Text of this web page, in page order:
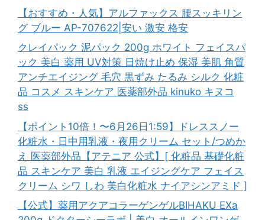
【おすすめ・人気】アルファックス 腰スッキリン
グ ブルー AP-707622|安い 激安 格安
クレイパック 泥パック 200g ホワイト フェイスパ
ック 美白 薬用 UV対策 日焼け止め 保湿 美肌 角質
アンチエイジング 毛穴 黒ずみ たるみ シルク 化粧
品 コスメ スキンケア 医薬部外品 kinuko キヌコ
ss
【ポイント10倍！〜6月26日1:59】ドレススノー
化粧水・日中用乳液・夜用クリーム セット/つめか
え 医薬部外品【アテニア 公式】[ 化粧品 基礎化粧
品 スキンケア 美白 乳液 エイジングケア フェイス
クリーム シワ しわ 美白化粧水 ナイアシンアミド ]
【公式】薬用アクアコラーゲンゲルBIHAKU EXa